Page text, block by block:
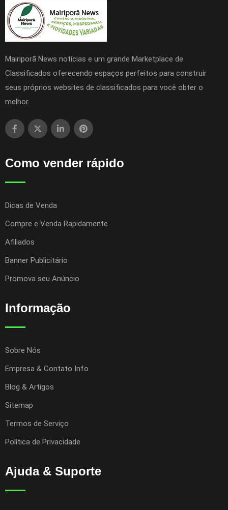
Mairiporã News notícias e um grande Marketplace de
Classificados oferecendo espaços perfeitos para construir
seus próprios websites de classificados para você obter o
melhor.
Como vender rápido
Dicas de Venda
Compre e Venda Rapidamente
Afiliados
Banner Publicitário
Promova seu Anúncio
Informação
Sobre Nós
Empresa & Contato Info
Blog & Artigos
Sitemap
Termos de Serviço
Política de Privacidade
Ajuda & Suporte